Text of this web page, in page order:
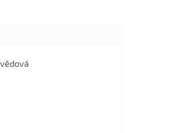
je 5 z 5 hvězdiček.